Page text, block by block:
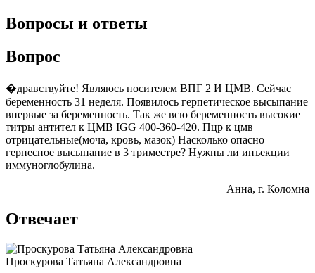
Вопросы и ответы
Вопрос
�дравствуйте! Являюсь носителем ВПГ 2 И ЦМВ. Сейчас
беременность 31 неделя. Появилось герпетическое высыпание
впервые за беременность. Так же всю беременность высокие
титры антител к ЦМВ IGG 400-360-420. Пцр к цмв
отрицательные(моча, кровь, мазок) Насколько опасно
герпесное высыпание в 3 триместре? Нужны ли инъекции
иммуноглобулина.
Анна, г. Коломна
Отвечает
Проскурова Татьяна Александровна